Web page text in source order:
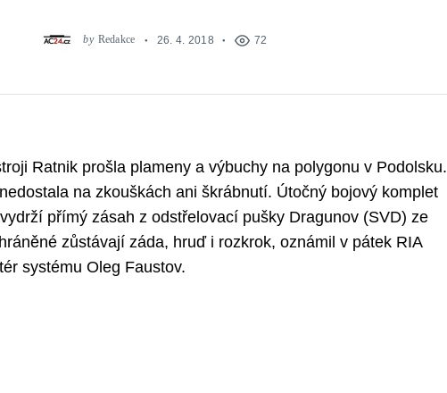
by Redakce 26. 4. 2018 72
Ratnik prošla plameny a výbuchy na polygonu v Podolsku.
na zkouškách ani škrábnutí. Útočný bojový komplet
přímý zásah z odstřelovací pušky Dragunov (SVD) ze
zůstávají záda, hruď i rozkrok, oznámil v pátek RIA
systému Oleg Faustov.